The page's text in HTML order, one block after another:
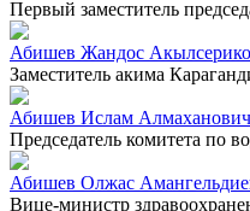
Первый заместитель
Абишев Жандос
Заместитель акима
Абишев Ислам Алмаханович
Председатель комитета по
Абишев Олжас
Вице-министр